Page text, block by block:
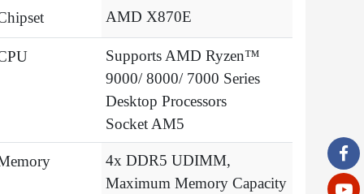
AMD X870E
Supports AMD Ryzen™
9000/ 8000/ 7000 Series
Desktop Processors
Socket AM5
4x DDR5 UDIMM,
Maximum Memory Capacity